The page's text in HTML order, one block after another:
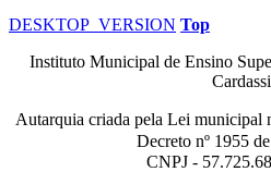
DESKTOP_VERSION Top
Instituto Municipal de Ensino
Autarquia criada pela Lei municipal
Decreto nº 1955
CNPJ -